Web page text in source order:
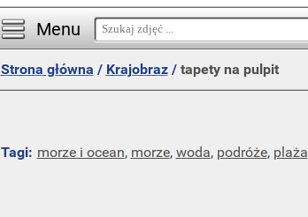
Menu
Strona główna / Krajobraz/ tapety na pulpit
Tagi: morze i ocean, morze, woda, podróże, plaża